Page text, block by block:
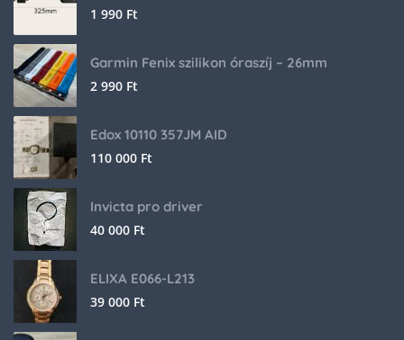
1 990 Ft
Garmin Fenix szilikon óraszíj – 26mm
2 990 Ft
Edox 10110 357JM AID
110 000 Ft
Invicta pro driver
40 000 Ft
ELIXA E066-L213
39 000 Ft